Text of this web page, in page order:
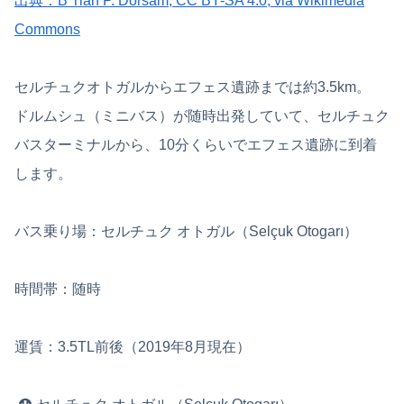
Commons
セルチュクオトガルからエフェス遺跡までは約3.5km。
ドルムシュ（ミニバス）が随時出発していて、セルチュク
バスターミナルから、10分くらいでエフェス遺跡に到着
します。
バス乗り場：セルチュク オトガル（Selçuk Otogarı）
時間帯：随時
運賃：3.5TL前後（2019年8月現在）